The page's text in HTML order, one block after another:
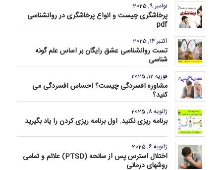
نوامبر 9, 2025
پرخاشگری چیست و انواع پرخاشگری در روانشناسی
pdf
اکتبر 14, 2025
تست روانشناسی عشق رایگان بر اساس علم گونه
شناسی
فوریه 12, 2025
مشاوره افسردگی چیست؟ احساس افسردگی می
کنید؟
ژانویه 8, 2025
برنامه ریزی نکنید. اول برنامه ریزی کردن را یاد بگیرید
ژانویه 6, 2025
اختلال استرس پس از سانحه (PTSD) علائم و تمامی
روشهای درمانی